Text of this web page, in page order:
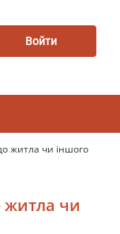
Войти
житла чи іншого
житла чи